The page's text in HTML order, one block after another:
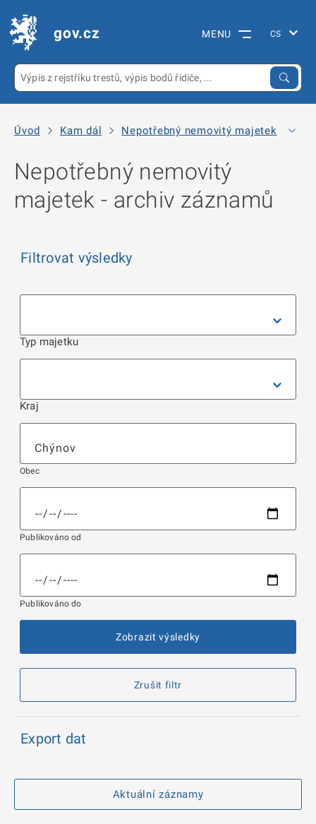
gov.cz MENU
Úvod Kam dál Nepotřebný nemovitý majetek
Nepotřebný nemovitý
majetek - archiv záznamů
Filtrovat výsledky
Typ majetku
Kraj
Obec
Publikováno od
Publikováno do
Zobrazit výsledky
Zrušit filtr
Export dat
Aktuální záznamy